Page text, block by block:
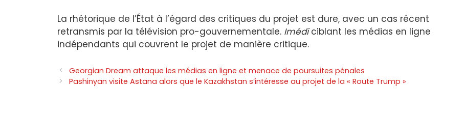
La rhétorique de l’État à l’égard des critiques du projet est dure, avec un cas récent
retransmis par la télévision pro-gouvernementale. Imédiciblant les médias en ligne
indépendants qui couvrent le projet de manière critique.
Georgian Dream attaque les médias en ligne et menace de poursuites pénales
Pashinyan visite Astana alors que le Kazakhstan s’intéresse au projet de la « Route Trump »